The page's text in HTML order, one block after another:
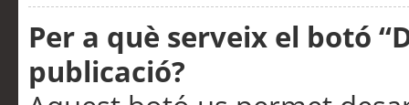
Per a què serveix el botó
publicació?